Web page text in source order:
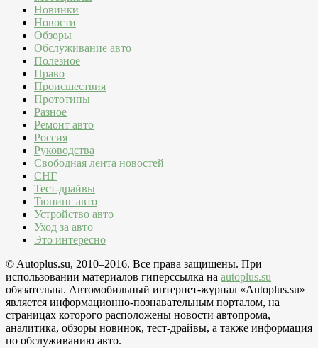
Новинки
Новости
Обзоры
Обслуживание авто
Полезное
Право
Происшествия
Прототипы
Разное
Ремонт авто
Россия
Руководства
Свободная лента новостей
СНГ
Тест-драйвы
Тюнинг авто
Устройство авто
Уход за авто
Это интересно
© Autoplus.su, 2010–2016. Все права защищены. При
использовании материалов гиперссылка на autoplus.su
обязательна. Автомобильный интернет-журнал «Autoplus.su»
является информационно-познавательным порталом, на
страницах которого расположены новости автопрома,
аналитика, обзоры новинок, тест-драйвы, а также информация
по обслуживанию авто.